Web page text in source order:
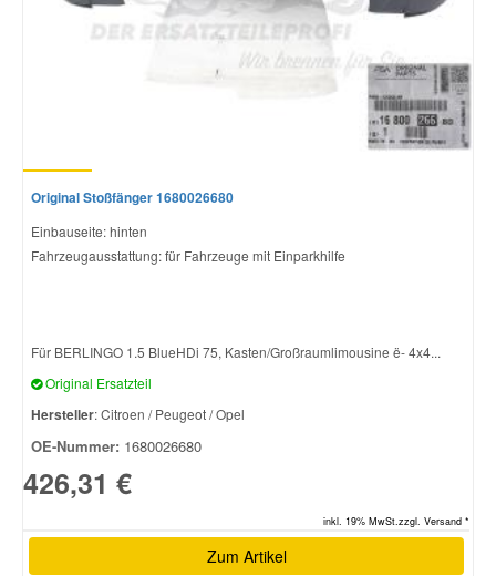
Original Stoßfänger 1680026680
Einbauseite: hinten
Fahrzeugausstattung: für Fahrzeuge mit Einparkhilfe
Für BERLINGO 1.5 BlueHDi 75, Kasten/Großraumlimousine ë- 4x4...
Original Ersatzteil
Hersteller: Citroen / Peugeot / Opel
OE-Nummer: 1680026680
426,31 €
inkl. 19% MwSt.zzgl. Versand *
Zum Artikel